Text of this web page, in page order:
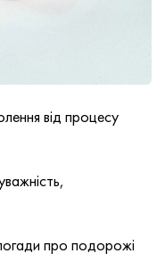
від процесу
про подорожі